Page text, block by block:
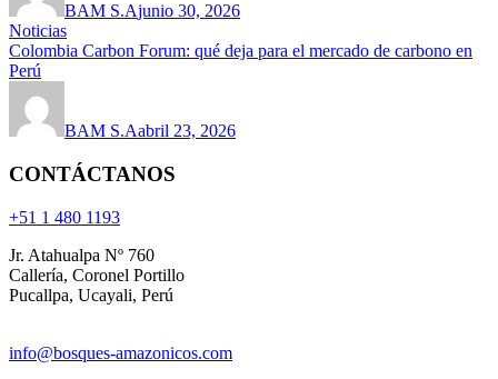
BAM S.Ajunio 30, 2026
Noticias
Colombia Carbon Forum: qué deja para el mercado de carbono en
Perú
BAM S.Aabril 23, 2026
CONTÁCTANOS
+51 1 480 1193
Jr. Atahualpa Nº 760
Callería, Coronel Portillo
Pucallpa, Ucayali, Perú
info@bosques-amazonicos.com